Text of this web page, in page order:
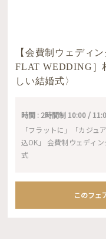
【会費制ウェディ
FLAT WEDDING］
しい結婚式〉
時間 : 2時間制 10:00 /
「フラットに」「カジ
込OK」 会費制ウェディ
式
このフェ